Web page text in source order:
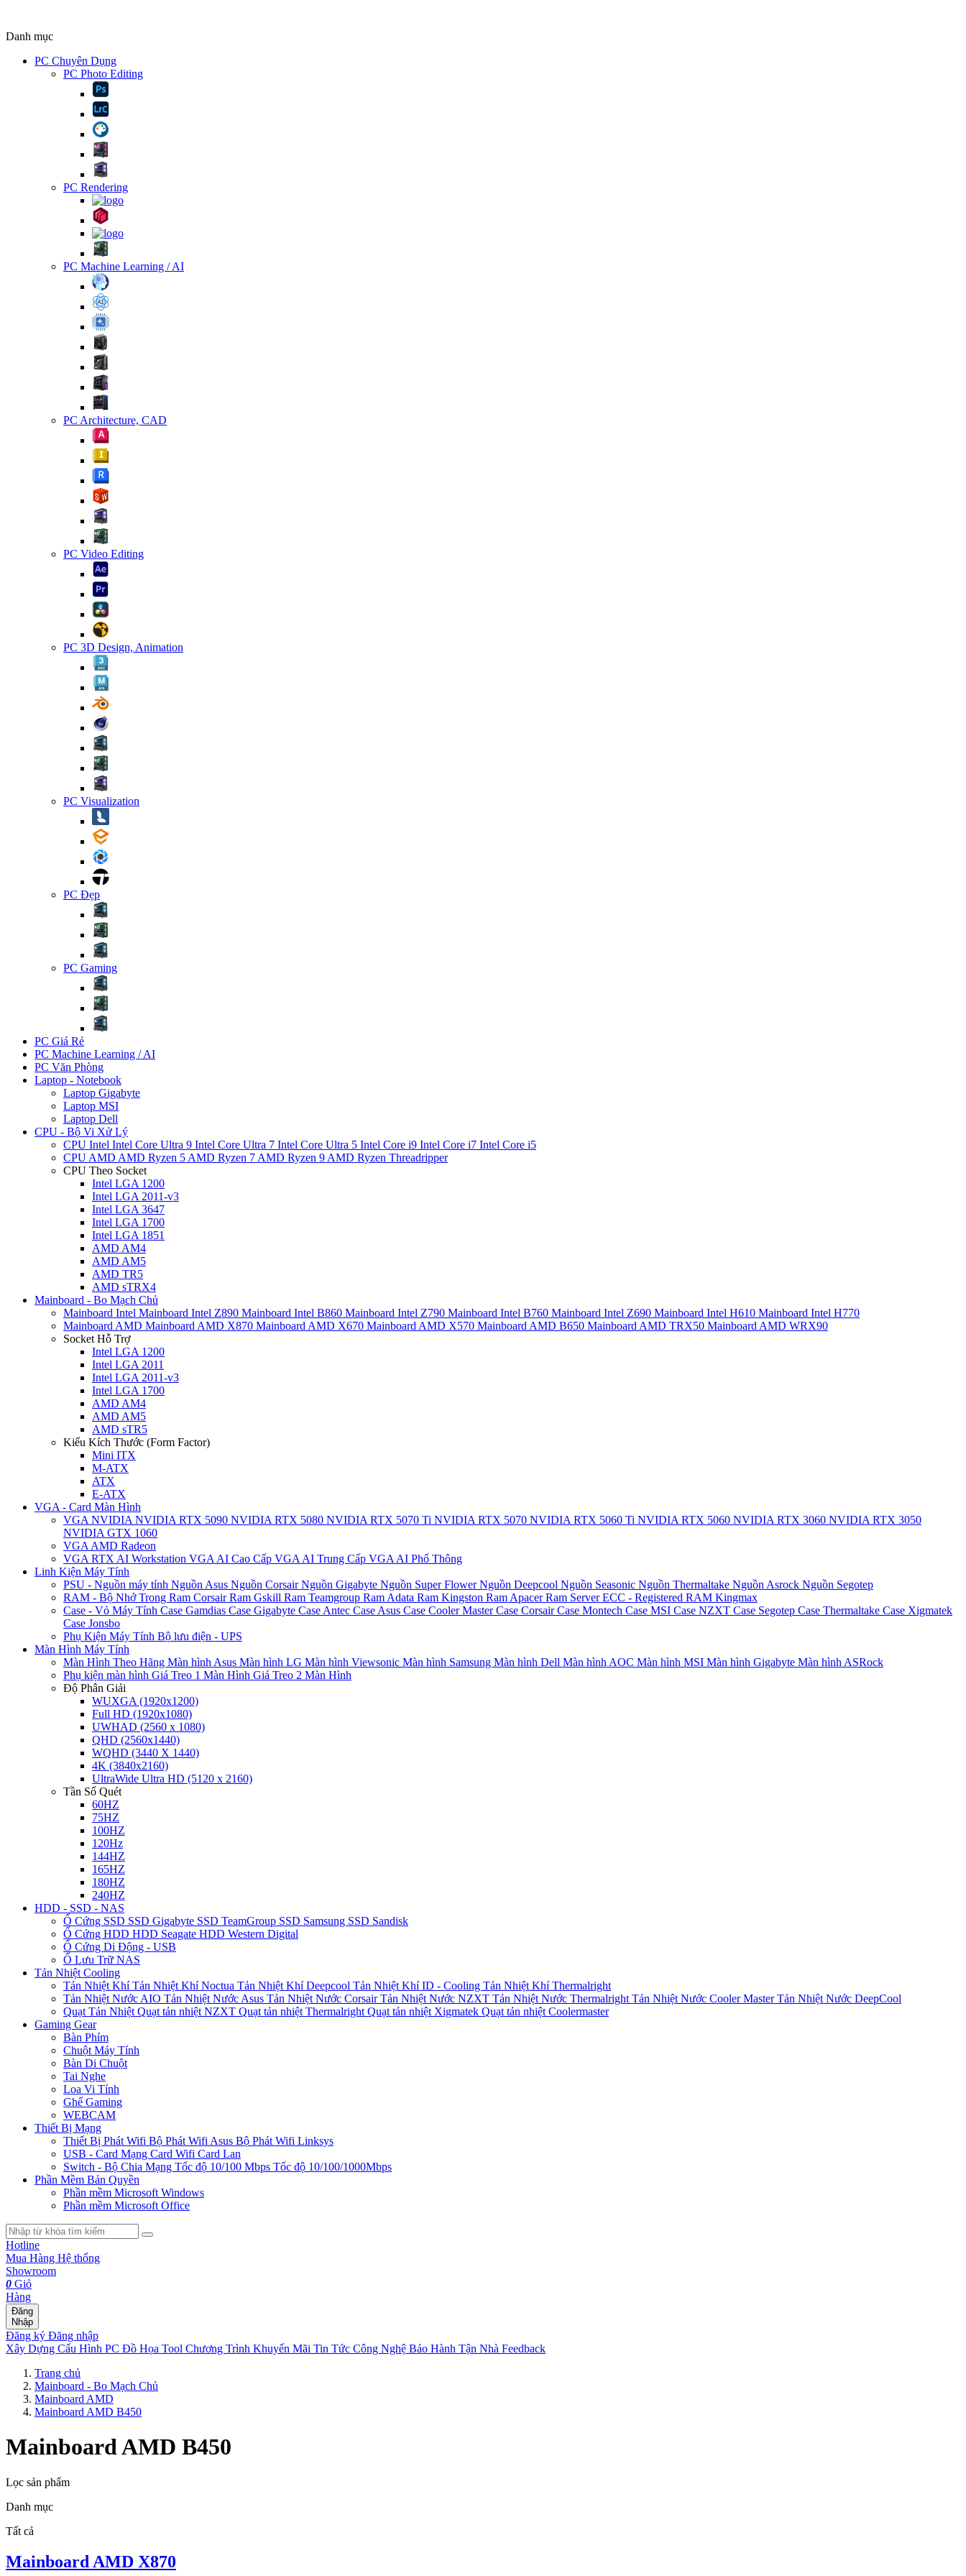
Danh mục
PC Chuyên Dụng
PC Photo Editing
PC Rendering
PC Machine Learning / AI
PC Architecture, CAD
PC Video Editing
PC 3D Design, Animation
PC Visualization
PC Đẹp
PC Gaming
PC Giá Rẻ
PC Machine Learning / AI
PC Văn Phòng
Laptop - Notebook
Laptop Gigabyte
Laptop MSI
Laptop Dell
CPU - Bộ Vi Xử Lý
CPU Intel Intel Core Ultra 9 Intel Core Ultra 7 Intel Core Ultra 5 Intel Core i9 Intel Core i7 Intel Core i5
CPU AMD AMD Ryzen 5 AMD Ryzen 7 AMD Ryzen 9 AMD Ryzen Threadripper
CPU Theo Socket
Intel LGA 1200
Intel LGA 2011-v3
Intel LGA 3647
Intel LGA 1700
Intel LGA 1851
AMD AM4
AMD AM5
AMD TR5
AMD sTRX4
Mainboard - Bo Mạch Chủ
Mainboard Intel Mainboard Intel Z890 Mainboard Intel B860 Mainboard Intel Z790 Mainboard Intel B760 Mainboard Intel Z690 Mainboard Intel H610 Mainboard Intel H770
Mainboard AMD Mainboard AMD X870 Mainboard AMD X670 Mainboard AMD X570 Mainboard AMD B650 Mainboard AMD TRX50 Mainboard AMD WRX90
Socket Hỗ Trợ
Intel LGA 1200
Intel LGA 2011
Intel LGA 2011-v3
Intel LGA 1700
AMD AM4
AMD AM5
AMD sTR5
Kiểu Kích Thước (Form Factor)
Mini ITX
M-ATX
ATX
E-ATX
VGA - Card Màn Hình
VGA NVIDIA NVIDIA RTX 5090 NVIDIA RTX 5080 NVIDIA RTX 5070 Ti NVIDIA RTX 5070 NVIDIA RTX 5060 Ti NVIDIA RTX 5060 NVIDIA RTX 3060 NVIDIA RTX 3050
NVIDIA GTX 1060
VGA AMD Radeon
VGA RTX AI Workstation VGA AI Cao Cấp VGA AI Trung Cấp VGA AI Phổ Thông
Linh Kiện Máy Tính
PSU - Nguồn máy tính Nguồn Asus Nguồn CorsairNguồn Gigabyte Nguồn Super FlowerNguồn Deepcool Nguồn Seasonic Nguồn Thermaltake Nguồn Asrock Nguồn Segotep
RAM - Bộ Nhớ Trong Ram CorsairRam Gskill Ram Teamgroup Ram Adata Ram Kingston Ram ApacerRam Server ECC - Registered RAM Kingmax
Case - Vỏ Máy Tính Case Gamdias Case Gigabyte Case Antec Case Asus Case Cooler MasterCase CorsairCase Montech Case MSI Case NZXT Case Segotep Case Thermaltake Case Xigmatek
Case Jonsbo
Phụ Kiện Máy Tính Bộ lưu điện - UPS
Màn Hình Máy Tính
Màn Hình Theo Hãng Màn hình Asus Màn hình LG Màn hình Viewsonic Màn hình Samsung Màn hình Dell Màn hình AOC Màn hình MSI Màn hình Gigabyte Màn hình ASRock
Phụ kiện màn hình Giá Treo 1 Màn Hình Giá Treo 2 Màn Hình
Độ Phân Giải
WUXGA (1920x1200)
Full HD (1920x1080)
UWHAD (2560 x 1080)
QHD (2560x1440)
WQHD (3440 X 1440)
4K (3840x2160)
UltraWide Ultra HD (5120 x 2160)
Tần Số Quét
60HZ
75HZ
100HZ
120Hz
144HZ
165HZ
180HZ
240HZ
HDD - SSD - NAS
Ổ Cứng SSD SSD Gigabyte SSD TeamGroup SSD Samsung SSD Sandisk
Ổ Cứng HDD HDD Seagate HDD Western Digital
Ổ Cứng Di Động - USB
Ổ Lưu Trữ NAS
Tản Nhiệt Cooling
Tản Nhiệt KhíTản Nhiệt Khí Noctua Tản Nhiệt Khí Deepcool Tản Nhiệt Khí ID - Cooling Tản Nhiệt Khí Thermalright
Tản Nhiệt Nước AIO Tản Nhiệt Nước Asus Tản Nhiệt Nước CorsairTản Nhiệt Nước NZXT Tản Nhiệt Nước Thermalright Tản Nhiệt Nước Cooler MasterTản Nhiệt Nước DeepCool
Quạt Tản Nhiệt Quạt tản nhiệt NZXT Quạt tản nhiệt Thermalright Quạt tản nhiệt Xigmatek Quạt tản nhiệt Coolermaster
Gaming Gear
Bàn Phím
Chuột Máy Tính
Bàn Di Chuột
Tai Nghe
Loa Vi Tính
Ghế Gaming
WEBCAM
Thiết Bị Mạng
Thiết Bị Phát Wifi Bộ Phát Wifi Asus Bộ Phát Wifi Linksys
USB - Card Mạng Card Wifi Card Lan
Switch - Bộ Chia Mạng Tốc độ 10/100 Mbps Tốc độ 10/100/1000Mbps
Phần Mềm Bản Quyền
Phần mềm Microsoft Windows
Phần mềm Microsoft Office
Hotline
Mua Hàng Hệ thống
Showroom
0 Giỏ
Hàng
Đăng
Nhập
Đăng ký Đăng nhập
Xây Dựng Cấu Hình PC Đồ Họa Tool Chương Trình Khuyến Mãi Tin Tức Công Nghệ Bảo Hành Tận Nhà Feedback
Trang chủ
Mainboard - Bo Mạch Chủ
Mainboard AMD
Mainboard AMD B450
Mainboard AMD B450
Lọc sản phẩm
Danh mục
Tất cả
Mainboard AMD X870